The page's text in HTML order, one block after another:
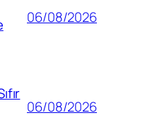
06/08/2026
06/08/2026